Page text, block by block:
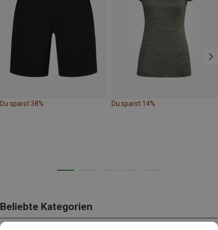
Du sparst 38% Du sparst 14%
Beliebte Kategorien